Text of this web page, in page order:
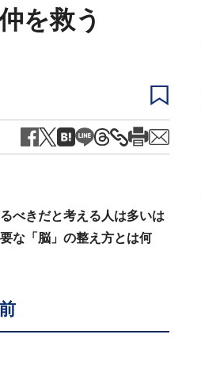
を救う
べきだと考える人は多いは
な「脳」の整え方とは何